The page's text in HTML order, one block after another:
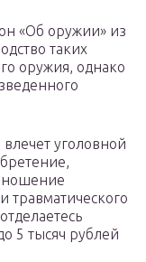
«Об оружии» из
таких
оружия, однако
уголовной
ношение
травматического
5 тысяч рублей